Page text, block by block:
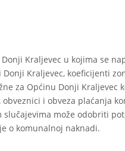
Kraljevec u kojima se
Kraljevec, koeficijenti
za Općinu Donji
i obveza plaćanja
može odobriti
o komunalnoj naknadi.